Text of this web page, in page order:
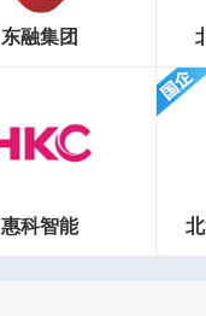
东融集团
惠科智能